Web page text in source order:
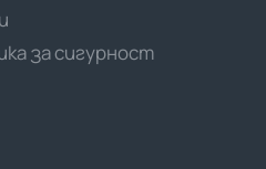
за сигурност